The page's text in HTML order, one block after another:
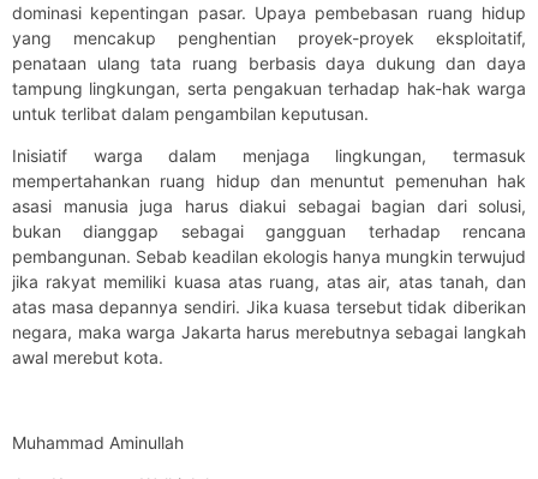
dominasi kepentingan pasar. Upaya pembebasan ruang hidup
yang mencakup penghentian proyek-proyek eksploitatif,
penataan ulang tata ruang berbasis daya dukung dan daya
tampung lingkungan, serta pengakuan terhadap hak-hak warga
untuk terlibat dalam pengambilan keputusan.
Inisiatif warga dalam menjaga lingkungan, termasuk
mempertahankan ruang hidup dan menuntut pemenuhan hak
asasi manusia juga harus diakui sebagai bagian dari solusi,
bukan dianggap sebagai gangguan terhadap rencana
pembangunan. Sebab keadilan ekologis hanya mungkin terwujud
jika rakyat memiliki kuasa atas ruang, atas air, atas tanah, dan
atas masa depannya sendiri. Jika kuasa tersebut tidak diberikan
negara, maka warga Jakarta harus merebutnya sebagai langkah
awal merebut kota.
Muhammad Aminullah